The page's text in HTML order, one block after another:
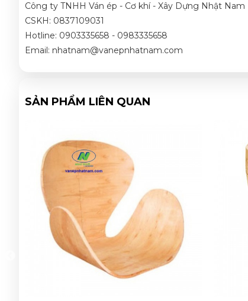
Công ty TNHH Ván ép - Cơ khí - Xây Dựng Nhật Nam
CSKH: 0837109031
Hotline: 0903335658 - 0983335658
Email: nhatnam@vanepnhatnam.com
SẢN PHẨM LIÊN QUAN